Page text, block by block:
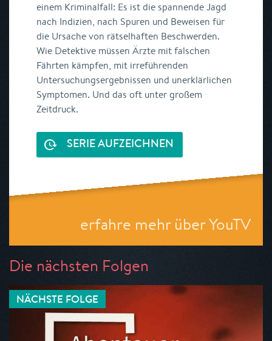
einem Kriminalfall: Es ist die spannende Jagd
nach Indizien, nach Spuren und Beweisen für
die Ursache von rätselhaften Beschwerden.
Wie Detektive müssen Ärzte mit falschen
Fährten kämpfen, mit irreführenden
Untersuchungsergebnissen und unerklärlichen
Symptomen. Und das oft unter großem
Zeitdruck.
SERIE AUFZEICHNEN
erfahre mehr über YouTV
Die nächsten Folgen
NÄCHSTE FOLGE